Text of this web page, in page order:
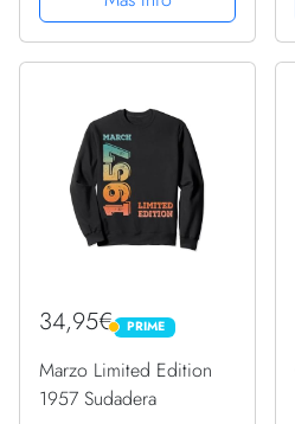
34,95€ PRIME
PRIME
Marzo Limited Edition
1957 Sudadera